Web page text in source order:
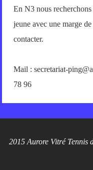
En N3 nous
jeune avec une marge
contacter.
Mail : secretariat-
78 96
2015 Aurore Vitré Tennis